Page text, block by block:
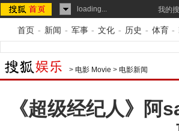
loading... 我的
首页 - 新闻 - 军事 - 文化 - 历史 - 体育 -
> 电影 Movie > 电影新闻
《超级经纪人》阿